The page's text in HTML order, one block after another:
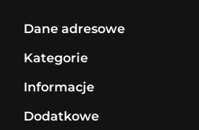
Dane adresowe
Kategorie
Informacje
Dodatkowe